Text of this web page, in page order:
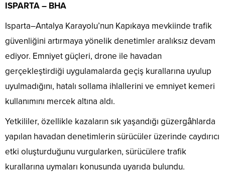
ISPARTA – BHA
Isparta–Antalya Karayolu’nun Kapıkaya mevkiinde trafik
güvenliğini artırmaya yönelik denetimler aralıksız devam
ediyor. Emniyet güçleri, drone ile havadan
gerçekleştirdiği uygulamalarda geçiş kurallarına uyulup
uyulmadığını, hatalı sollama ihlallerini ve emniyet kemeri
kullanımını mercek altına aldı.
Yetkililer, özellikle kazaların sık yaşandığı güzergâhlarda
yapılan havadan denetimlerin sürücüler üzerinde caydırıcı
etki oluşturduğunu vurgularken, sürücülere trafik
kurallarına uymaları konusunda uyarıda bulundu.